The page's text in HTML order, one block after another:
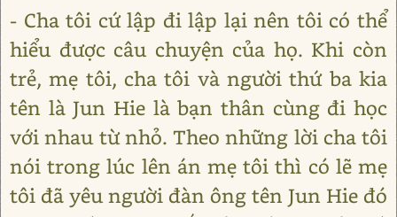
- Cha tôi cứ lập đi lập lại nên tôi có thể
hiểu được câu chuyện của họ. Khi còn
trẻ, mẹ tôi, cha tôi và người thứ ba kia
tên là Jun Hie là bạn thân cùng đi học
với nhau từ nhỏ. Theo những lời cha tôi
nói trong lúc lên án mẹ tôi thì có lẽ mẹ
tôi đã yêu người đàn ông tên Jun Hie đó